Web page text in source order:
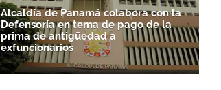
Alcaldía de Panamá colabora con la
Defensoría en tema de pago de la
prima de antigüedad a
exfuncionarios